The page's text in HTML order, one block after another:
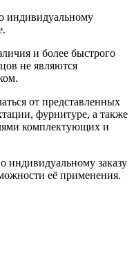
индивидуальному
и более быстрого
не являются
от представленных
фурнитуре, а также
комплектующих и
индивидуальному заказу
её применения.